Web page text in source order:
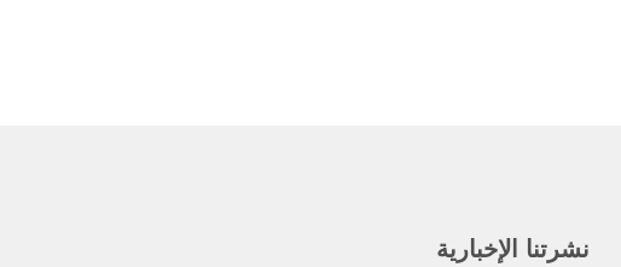
نشرتنا الإخبارية